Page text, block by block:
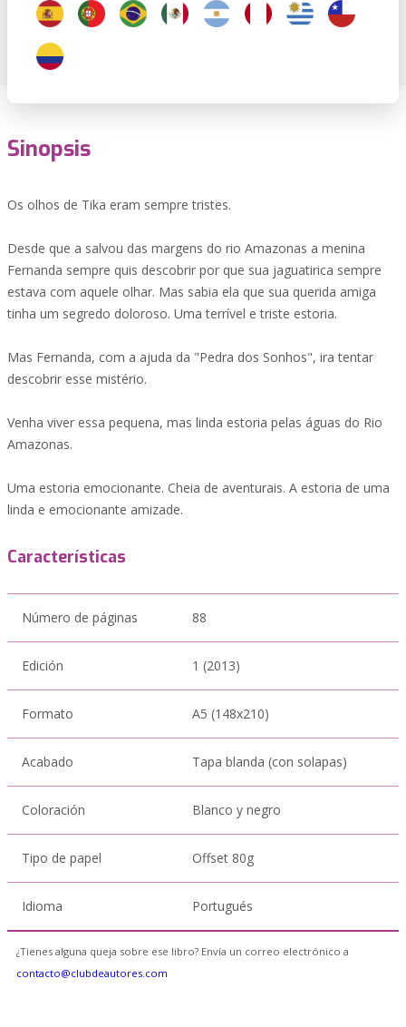
Sinopsis
Os olhos de Tika eram sempre tristes.
Desde que a salvou das margens do rio Amazonas a menina
Fernanda sempre quis descobrir por que sua jaguatirica sempre
estava com aquele olhar. Mas sabia ela que sua querida amiga
tinha um segredo doloroso. Uma terrível e triste estoria.
Mas Fernanda, com a ajuda da "Pedra dos Sonhos", ira tentar
descobrir esse mistério.
Venha viver essa pequena, mas linda estoria pelas águas do Rio
Amazonas.
Uma estoria emocionante. Cheia de aventurais. A estoria de uma
linda e emocionante amizade.
Características
Número de páginas 88
Edición 1 (2013)
Formato A5 (148x210)
Acabado Tapa blanda (con solapas)
Coloración Blanco y negro
Tipo de papel Offset 80g
Idioma Portugués
¿Tienes alguna queja sobre ese libro? Envía un correo electrónico a
contacto@clubdeautores.com